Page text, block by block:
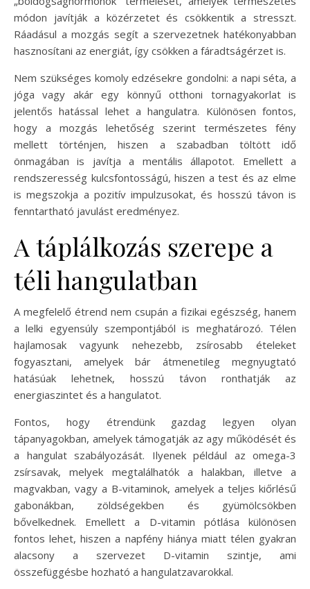
módon javítják a közérzetet és csökkentik a stresszt.
Ráadásul a mozgás segít a szervezetnek hatékonyabban
hasznosítani az energiát, így csökken a fáradtságérzet is.
Nem szükséges komoly edzésekre gondolni: a napi séta, a
jóga vagy akár egy könnyű otthoni tornagyakorlat is
jelentős hatással lehet a hangulatra. Különösen fontos,
hogy a mozgás lehetőség szerint természetes fény
mellett történjen, hiszen a szabadban töltött idő
önmagában is javítja a mentális állapotot. Emellett a
rendszeresség kulcsfontosságú, hiszen a test és az elme
is megszokja a pozitív impulzusokat, és hosszú távon is
fenntartható javulást eredményez.
A táplálkozás szerepe a
téli hangulatban
A megfelelő étrend nem csupán a fizikai egészség, hanem
a lelki egyensúly szempontjából is meghatározó. Télen
hajlamosak vagyunk nehezebb, zsírosabb ételeket
fogyasztani, amelyek bár átmenetileg megnyugtató
hatásúak lehetnek, hosszú távon ronthatják az
energiaszintet és a hangulatot.
Fontos, hogy étrendünk gazdag legyen olyan
tápanyagokban, amelyek támogatják az agy működését és
a hangulat szabályozását. Ilyenek például az omega-3
zsírsavak, melyek megtalálhatók a halakban, illetve a
magvakban, vagy a B-vitaminok, amelyek a teljes kiőrlésű
gabonákban, zöldségekben és gyümölcsökben
bővelkednek. Emellett a D-vitamin pótlása különösen
fontos lehet, hiszen a napfény hiánya miatt télen gyakran
alacsony a szervezet D-vitamin szintje, ami
összefüggésbe hozható a hangulatzavarokkal.